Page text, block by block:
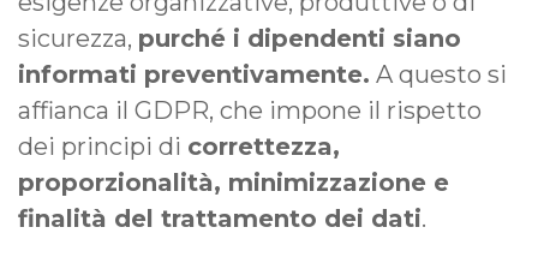
sicurezza, purché i dipendenti siano
informati preventivamente. A questo si
affianca il GDPR, che impone il rispetto
dei principi di correttezza,
proporzionalità, minimizzazione e
finalità del trattamento dei dati.